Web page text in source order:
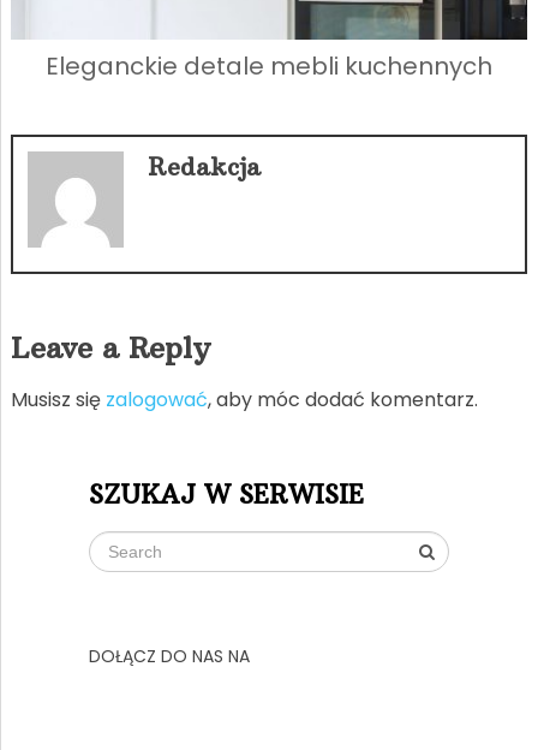
Eleganckie detale mebli kuchennych
Redakcja
Leave a Reply
Musisz się zalogować, aby móc dodać komentarz.
SZUKAJ W SERWISIE
DOŁĄCZ DO NAS NA